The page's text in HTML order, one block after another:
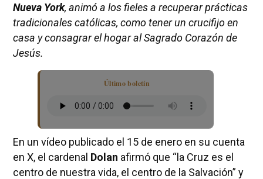
Nueva York, animó a los fieles a recuperar prácticas
tradicionales católicas, como tener un crucifijo en
casa y consagrar el hogar al Sagrado Corazón de
Jesús.
Último boletín
En un vídeo publicado el 15 de enero en su cuenta
en X, el cardenal Dolan afirmó que “la Cruz es el
centro de nuestra vida, el centro de la Salvación” y